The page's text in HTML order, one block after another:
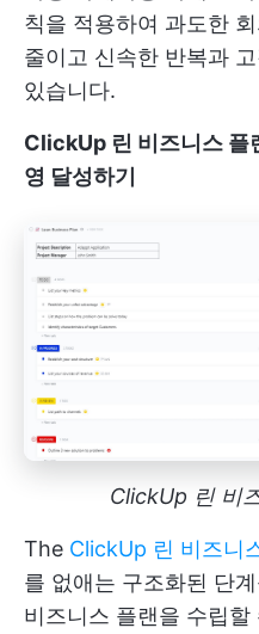
칙을 적용하여 과도한
줄이고 신속한 반복과
있습니다.
ClickUp 린 비즈니스 플
영 달성하기
ClickUp 린 비
The ClickUp 린 비즈니
를 없애는 구조화된 단
비즈니스 플랜을 수립